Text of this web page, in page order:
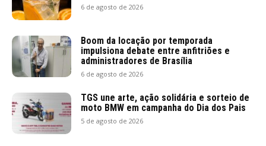
6 de agosto de 2026
Boom da locação por temporada
impulsiona debate entre anfitriões e
administradores de Brasília
6 de agosto de 2026
TGS une arte, ação solidária e sorteio de
moto BMW em campanha do Dia dos Pais
5 de agosto de 2026